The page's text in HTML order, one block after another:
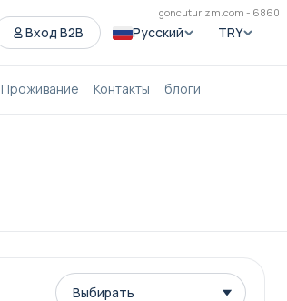
goncuturizm.com - 6860
Вход B2B Русский TRY
Проживание Контакты блоги